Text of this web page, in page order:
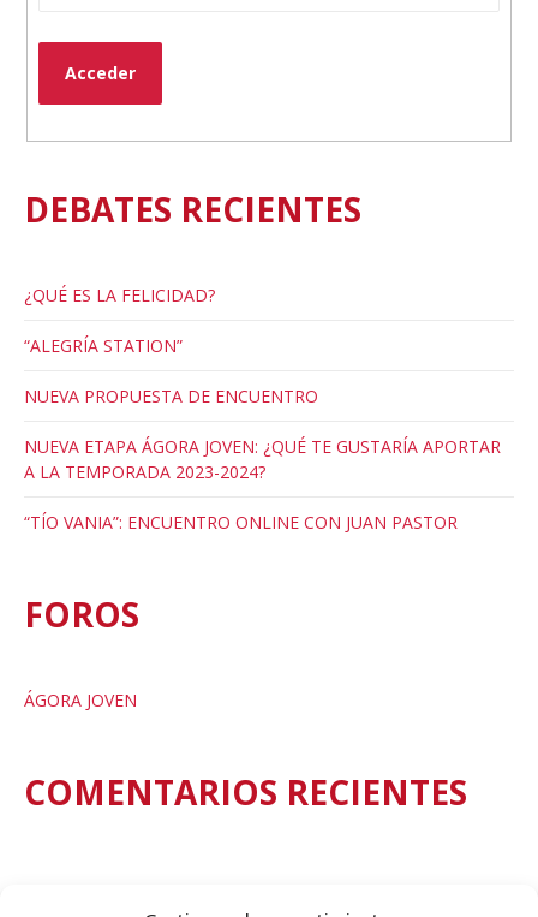
Acceder
DEBATES RECIENTES
¿QUÉ ES LA FELICIDAD?
“ALEGRÍA STATION”
NUEVA PROPUESTA DE ENCUENTRO
NUEVA ETAPA ÁGORA JOVEN: ¿QUÉ TE GUSTARÍA APORTAR
A LA TEMPORADA 2023-2024?
“TÍO VANIA”: ENCUENTRO ONLINE CON JUAN PASTOR
FOROS
ÁGORA JOVEN
COMENTARIOS RECIENTES